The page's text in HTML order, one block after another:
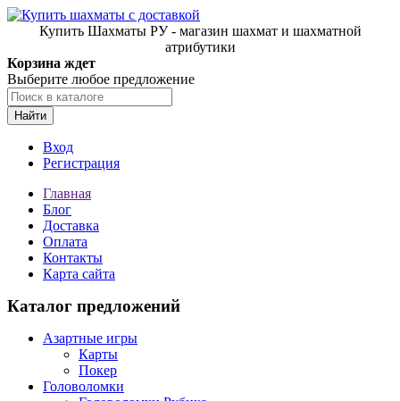
Купить Шахматы РУ - магазин шахмат и шахматной
атрибутики
Корзина ждет
Выберите любое предложение
Найти
Вход
Регистрация
Главная
Блог
Доставка
Оплата
Контакты
Карта сайта
Каталог предложений
Азартные игры
Карты
Покер
Головоломки